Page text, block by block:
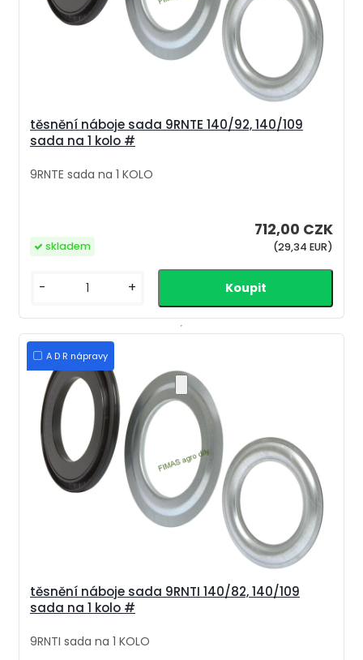
těsnění náboje sada 9RNTE 140/92, 140/109
sada na 1 kolo #
9RNTE sada na 1 KOLO
712,00 CZK
(29,34 EUR)
skladem
- +
těsnění náboje sada 9RNTI 140/82, 140/109
sada na 1 kolo #
9RNTI sada na 1 KOLO
A D R nápravy